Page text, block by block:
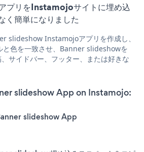
リをInstamojoサイトに埋め込
く簡単になりました
slideshow Instamojoアプリを作成し、
と色を一致させ、Banner slideshowを
サイドバー、フッター、または好きな
slideshow App on Instamojo:
slideshow App